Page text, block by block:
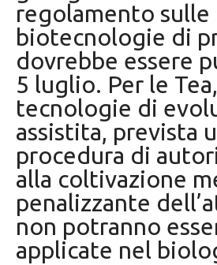
regolamento sulle
biotecnologie di
dovrebbe essere
5 luglio. Per le Tea,
tecnologie di
assistita, prevista
procedura di
alla coltivazione
penalizzante
non potranno
applicate nel